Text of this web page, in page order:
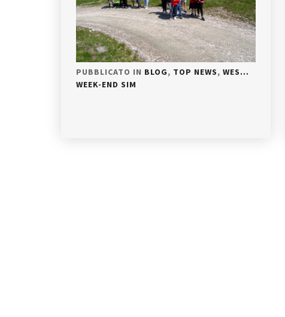
PUBBLICATO IN BLOG, TOP NEWS, WES…
WEEK-END SIM